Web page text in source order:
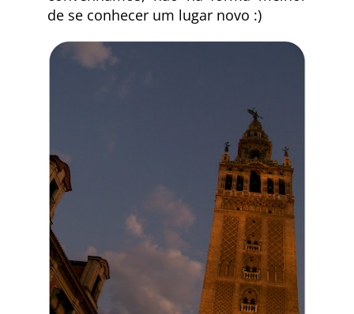
de se conhecer um lugar novo :)